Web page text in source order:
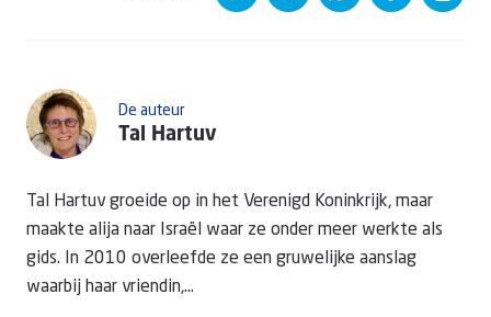
De auteur
Tal Hartuv
Tal Hartuv groeide op in het Verenigd Koninkrijk, maar
maakte alija naar Israël waar ze onder meer werkte als
gids. In 2010 overleefde ze een gruwelijke aanslag
waarbij haar vriendin,...